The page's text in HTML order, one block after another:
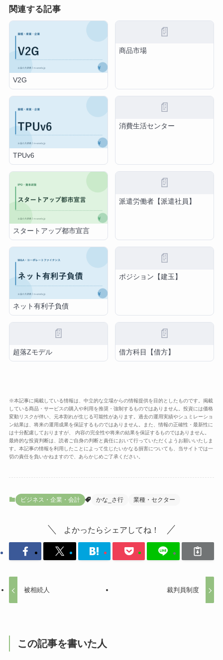
関連する記事
V2G
📄
商品市場
TPUv6
📄
消費生活センター
スタートアップ都市宣言
📄
派遣労働者【派遣社員】
ネット有利子負債
📄
ポジション【建玉】
📄
超落Zモデル
📄
借方科目【借方】
※本記事に掲載している情報は、中立的な立場からの情報提供を目的としたものです。掲載
している商品・サービスの購入や利用を推奨・強制するものではありません。投資には価格
変動リスクが伴い、元本割れが生じる可能性があります。過去の運用実績やシュミレーショ
ン結果は、将来の運用成果を保証するものではありません。また、情報の正確性・最新性に
は十分配慮しておりますが、 内容の完全性や将来の結果を保証するものではありません。
最終的な投資判断は、読者ご自身の判断と責任において行っていただくようお願いいたしま
す。本記事の情報を利用したことによって生じたいかなる損害についても、当サイトでは一
切の責任を負いかねますので、あらかじめご了承ください。
ビジネス・企業・会計 かな_さ行 業種・セクター
よかったらシェアしてね！
被相続人 裁判員制度
この記事を書いた人